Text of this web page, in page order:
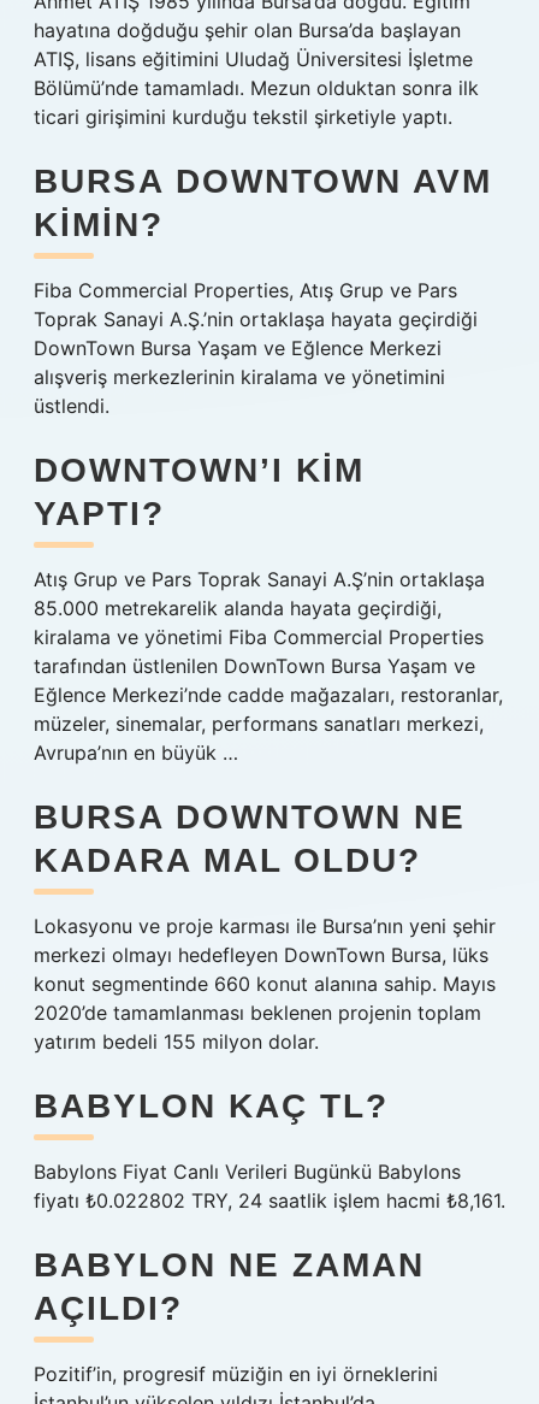
hayatına doğduğu şehir olan Bursa’da başlayan
ATIŞ, lisans eğitimini Uludağ Üniversitesi İşletme
Bölümü’nde tamamladı. Mezun olduktan sonra ilk
ticari girişimini kurduğu tekstil şirketiyle yaptı.
BURSA DOWNTOWN AVM
KIMIN?
Fiba Commercial Properties, Atış Grup ve Pars
Toprak Sanayi A.Ş.’nin ortaklaşa hayata geçirdiği
DownTown Bursa Yaşam ve Eğlence Merkezi
alışveriş merkezlerinin kiralama ve yönetimini
üstlendi.
DOWNTOWN’I KIM
YAPTI?
Atış Grup ve Pars Toprak Sanayi A.Ş’nin ortaklaşa
85.000 metrekarelik alanda hayata geçirdiği,
kiralama ve yönetimi Fiba Commercial Properties
tarafından üstlenilen DownTown Bursa Yaşam ve
Eğlence Merkezi’nde cadde mağazaları, restoranlar,
müzeler, sinemalar, performans sanatları merkezi,
Avrupa’nın en büyük …
BURSA DOWNTOWN NE
KADARA MAL OLDU?
Lokasyonu ve proje karması ile Bursa’nın yeni şehir
merkezi olmayı hedefleyen DownTown Bursa, lüks
konut segmentinde 660 konut alanına sahip. Mayıs
2020’de tamamlanması beklenen projenin toplam
yatırım bedeli 155 milyon dolar.
BABYLON KAÇ TL?
Babylons Fiyat Canlı Verileri Bugünkü Babylons
fiyatı ₺0.022802 TRY, 24 saatlik işlem hacmi ₺8,161.
BABYLON NE ZAMAN
AÇILDI?
Pozitif’in, progresif müziğin en iyi örneklerini